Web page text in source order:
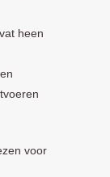
heen
voor